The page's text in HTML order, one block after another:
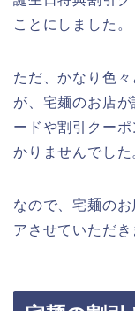
ことにしました。
ただ、かなり色
が、宅麺のお店
ードや割引クー
かりませんでした
なので、宅麺の
アさせていただき